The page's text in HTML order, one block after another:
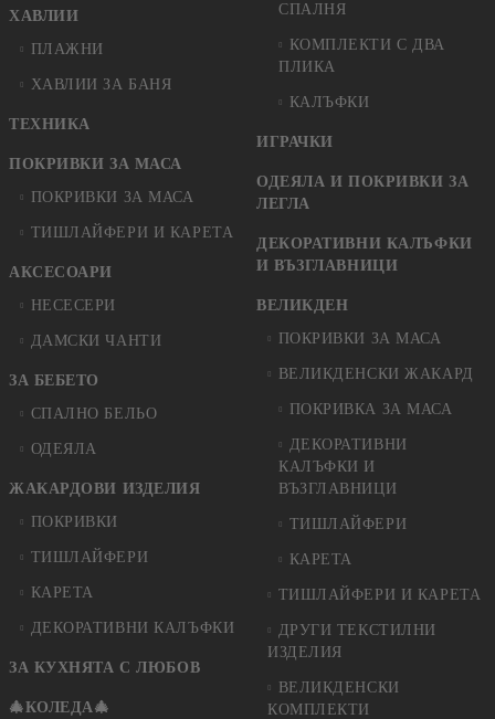
ХАВЛИИ
ПЛАЖНИ
ХАВЛИИ ЗА БАНЯ
ТЕХНИКА
ПОКРИВКИ ЗА МАСА
ПОКРИВКИ ЗА МАСА
ТИШЛАЙФЕРИ И КАРЕТА
АКСЕСОАРИ
НЕСЕСЕРИ
ДАМСКИ ЧАНТИ
ЗА БЕБЕТО
СПАЛНО БЕЛЬО
ОДЕЯЛА
ЖАКАРДОВИ ИЗДЕЛИЯ
ПОКРИВКИ
ТИШЛАЙФЕРИ
КАРЕТА
ДЕКОРАТИВНИ КАЛЪФКИ
ЗА КУХНЯТА С ЛЮБОВ
🎄КОЛЕДА🎄
СПАЛНЯ
КОМПЛЕКТИ С ДВА
ПЛИКА
КАЛЪФКИ
ИГРАЧКИ
ОДЕЯЛА И ПОКРИВКИ ЗА
ЛЕГЛА
ДЕКОРАТИВНИ КАЛЪФКИ
И ВЪЗГЛАВНИЦИ
ВЕЛИКДЕН
ПОКРИВКИ ЗА МАСА
ВЕЛИКДЕНСКИ ЖАКАРД
ПОКРИВКА ЗА МАСА
ДЕКОРАТИВНИ
КАЛЪФКИ И
ВЪЗГЛАВНИЦИ
ТИШЛАЙФЕРИ
КАРЕТА
ТИШЛАЙФЕРИ И КАРЕТА
ДРУГИ ТЕКСТИЛНИ
ИЗДЕЛИЯ
ВЕЛИКДЕНСКИ
КОМПЛЕКТИ